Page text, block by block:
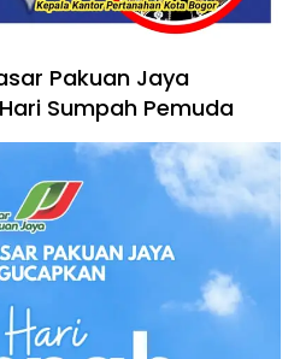
Pakuan Jaya
Sumpah Pemuda